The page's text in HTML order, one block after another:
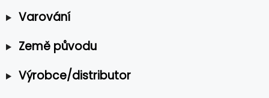
Varování
Země původu
Výrobce/distributor